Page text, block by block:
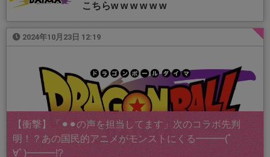
こちらw w w w w w
2024年10月23日 12:19
【衝撃】「⚫︎⚫︎の声を担当してます」次のコラボ先判
明！？あの国民的アニメがモンストにくる━━━(ﾟ
∀ﾟ)━━━!?